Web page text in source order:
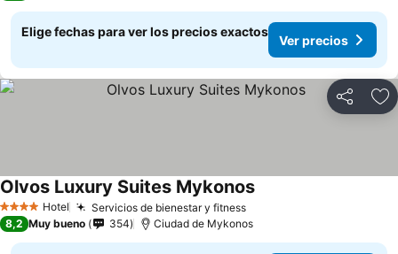
Elige fechas para ver los precios exactos
Ver precios
Compartir
4 EstrellasHotel Servicios de bienestar y fitness
Olvos Luxury Suites Mykonos
8,2 Muy bueno 354 Ciudad de Mykonos